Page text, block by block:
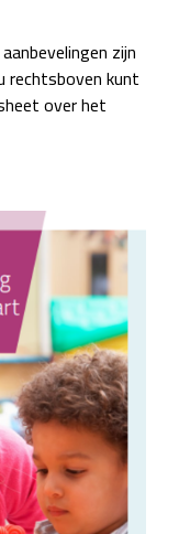
zijn
rechtsboven kunt
over het